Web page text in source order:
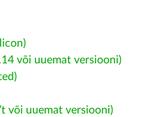
või uuemat versiooni)
või uuemat versiooni)